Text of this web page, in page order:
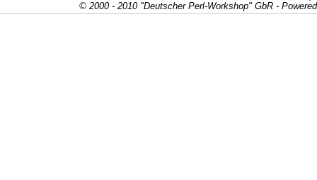
© 2000 - 2010 "Deutscher Perl-Workshop" GbR -